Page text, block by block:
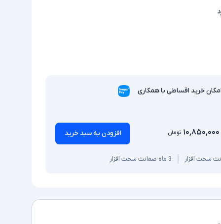
امکان خرید اقساطی با همکاری
۱۰,۸۵۰,۰۰۰ تومان افزودن به سبد خرید
3 ماه ضمانت سخت افزار